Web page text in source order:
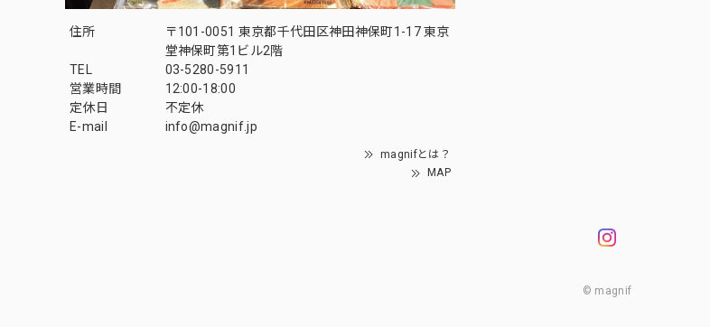
住所
〒101-0051 東京都千代田区神田神保町1-17 東京
堂神保町第1ビル2階
TEL
03-5280-5911
営業時間
12:00-18:00
定休日
不定休
E-mail
info@magnif.jp
magnifとは？
MAP
© magnif